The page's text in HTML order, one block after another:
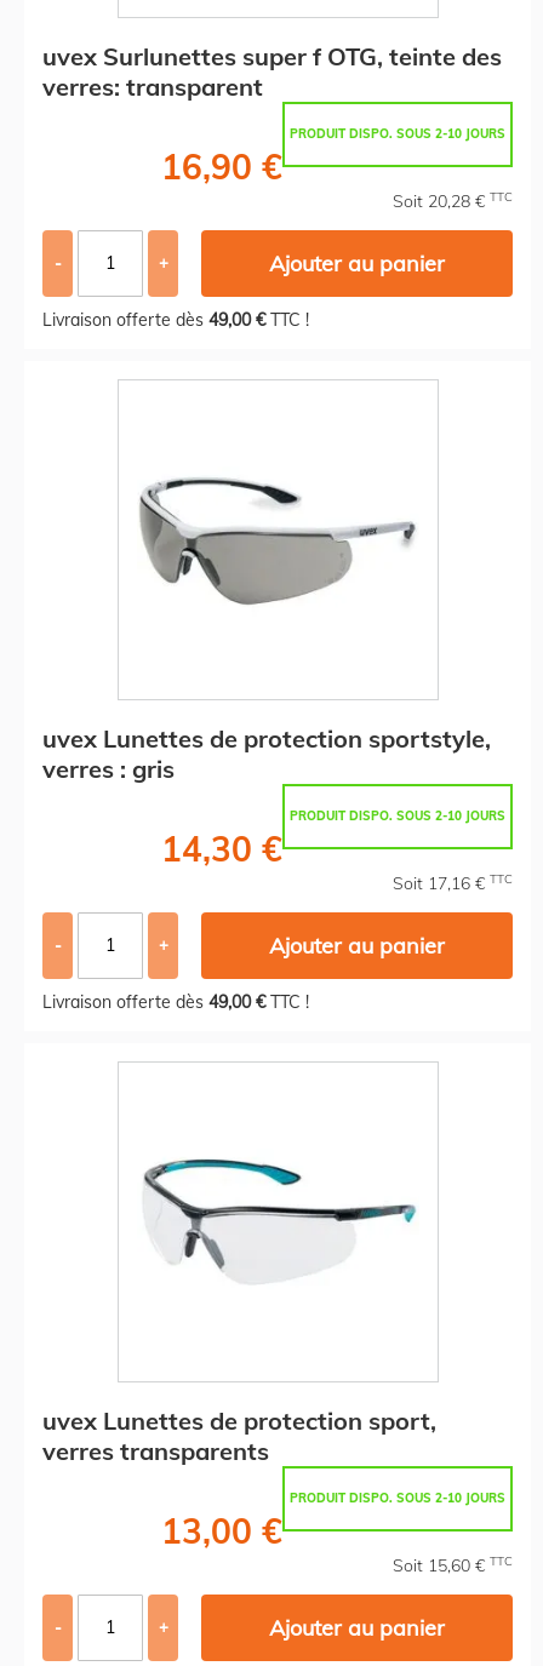
uvex Surlunettes super f OTG, teinte des
verres: transparent
PRODUIT DISPO. SOUS 2-10 JOURS
16,90 €
Soit 20,28 € TTC
- + Ajouter au panier
Livraison offerte dès 49,00 €TTC !
uvex Lunettes de protection sportstyle,
verres : gris
PRODUIT DISPO. SOUS 2-10 JOURS
14,30 €
Soit 17,16 € TTC
- + Ajouter au panier
Livraison offerte dès 49,00 €TTC !
uvex Lunettes de protection sport,
verres transparents
PRODUIT DISPO. SOUS 2-10 JOURS
13,00 €
Soit 15,60 € TTC
- + Ajouter au panier